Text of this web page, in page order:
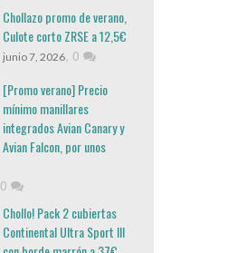
Chollazo promo de verano,
Culote corto ZRSE a 12,5€
junio 7, 2026, 0
[Promo verano] Precio
mínimo manillares
integrados Avian Canary y
Avian Falcon, por unos
0
Chollo! Pack 2 cubiertas
Continental Ultra Sport III